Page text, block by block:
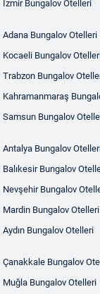
İzmir Bungalov Otelleri
Adana Bungalov Otelleri
Kocaeli Bungalov
Trabzon Bungalov
Kahramanmaraş
Samsun Bungalov
Antalya Bungalov
Balıkesir Bungalov
Nevşehir Bungalov
Mardin Bungalov Otelleri
Aydın Bungalov Otelleri
Çanakkale Bungalov
Muğla Bungalov Otelleri